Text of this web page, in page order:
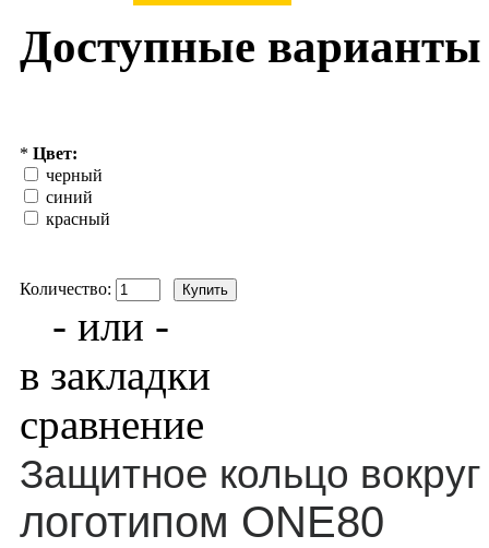
Доступные варианты
* Цвет:
черный
синий
красный
Количество:
- или -
в закладки
сравнение
Защитное кольцо
логотипом ONE80